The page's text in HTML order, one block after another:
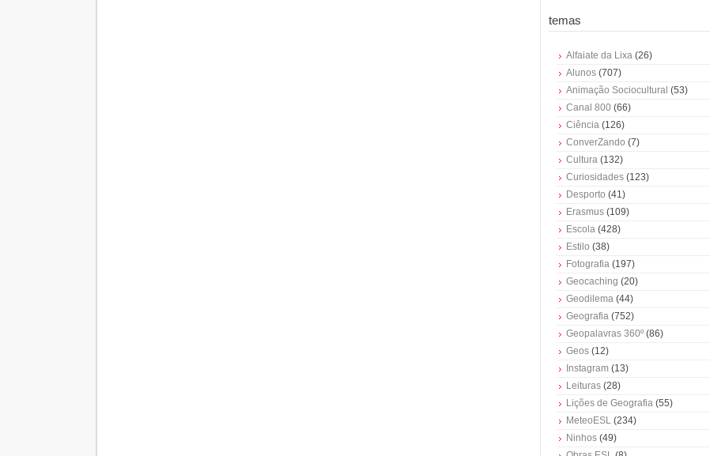
temas
Alfaiate da Lixa (26)
Alunos (707)
Animação Sociocultural (53)
Canal 800 (66)
Ciência (126)
ConverZando (7)
Cultura (132)
Curiosidades (123)
Desporto (41)
Erasmus (109)
Escola (428)
Estilo (38)
Fotografia (197)
Geocaching (20)
Geodilema (44)
Geografia (752)
Geopalavras 360º (86)
Geos (12)
Instagram (13)
Leituras (28)
Lições de Geografia (55)
MeteoESL (234)
Ninhos (49)